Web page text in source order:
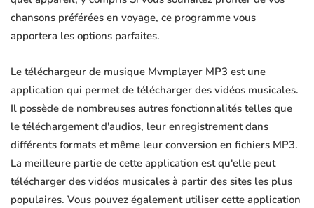
chansons préférées en voyage, ce programme vous
apportera les options parfaites.
Le téléchargeur de musique Mvmplayer MP3 est une
application qui permet de télécharger des vidéos musicales.
Il possède de nombreuses autres fonctionnalités telles que
le téléchargement d'audios, leur enregistrement dans
différents formats et même leur conversion en fichiers MP3.
La meilleure partie de cette application est qu'elle peut
télécharger des vidéos musicales à partir des sites les plus
populaires. Vous pouvez également utiliser cette application